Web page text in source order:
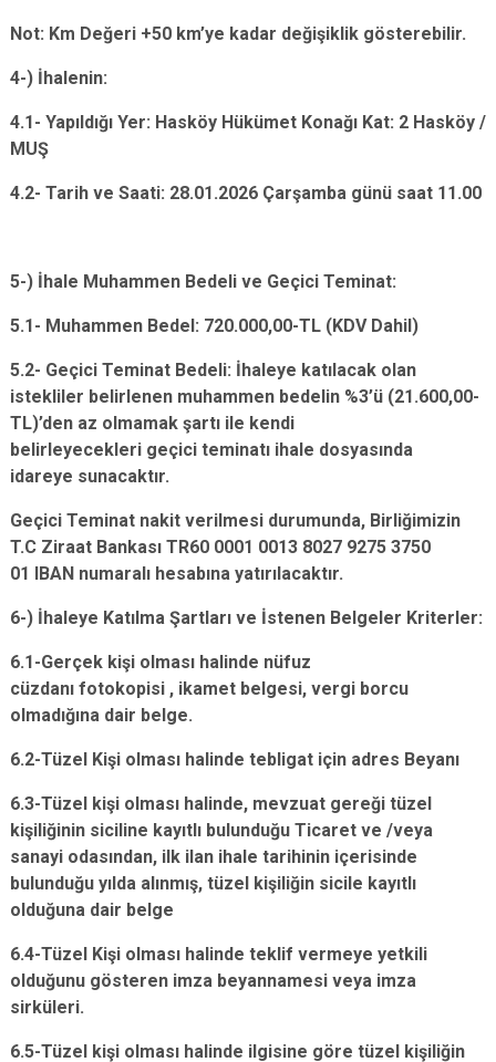
Not: Km Değeri +50 km’ye kadar değişiklik gösterebilir.
4-) İhalenin:
4.1- Yapıldığı Yer: Hasköy Hükümet Konağı Kat: 2 Hasköy /
MUŞ
4.2- Tarih ve Saati: 28.01.2026 Çarşamba günü saat 11.00
5-) İhale Muhammen Bedeli ve Geçici Teminat:
5.1- Muhammen Bedel: 720.000,00-TL (KDV Dahil)
5.2- Geçici Teminat Bedeli: İhaleye katılacak olan
istekliler belirlenen muhammen bedelin %3’ü (21.600,00-
TL)’den az olmamak şartı ile kendi
belirleyecekleri geçici teminatı ihale dosyasında
idareye sunacaktır.
Geçici Teminat nakit verilmesi durumunda, Birliğimizin
T.C Ziraat Bankası TR60 0001 0013 8027 9275 3750
01 IBAN numaralı hesabına yatırılacaktır.
6-) İhaleye Katılma Şartları ve İstenen Belgeler Kriterler:
6.1-Gerçek kişi olması halinde nüfuz
cüzdanı fotokopisi , ikamet belgesi, vergi borcu
olmadığına dair belge.
6.2-Tüzel Kişi olması halinde tebligat için adres Beyanı
6.3-Tüzel kişi olması halinde, mevzuat gereği tüzel
kişiliğinin siciline kayıtlı bulunduğu Ticaret ve /veya
sanayi odasından, ilk ilan ihale tarihinin içerisinde
bulunduğu yılda alınmış, tüzel kişiliğin sicile kayıtlı
olduğuna dair belge
6.4-Tüzel Kişi olması halinde teklif vermeye yetkili
olduğunu gösteren imza beyannamesi veya imza
sirküleri.
6.5-Tüzel kişi olması halinde ilgisine göre tüzel kişiliğin